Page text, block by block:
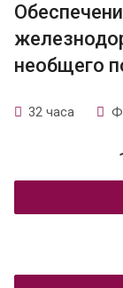
необщего
32 часа